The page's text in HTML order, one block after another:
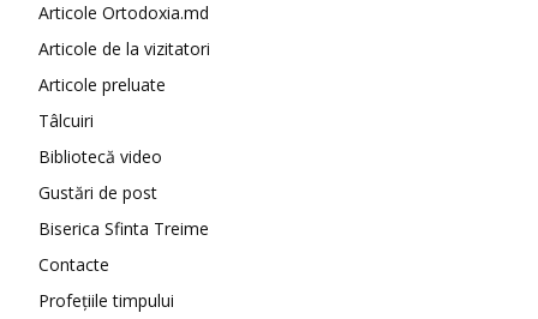
Articole Ortodoxia.md
Articole de la vizitatori
Articole preluate
Tâlcuiri
Bibliotecă video
Gustări de post
Biserica Sfinta Treime
Contacte
Profețiile timpului